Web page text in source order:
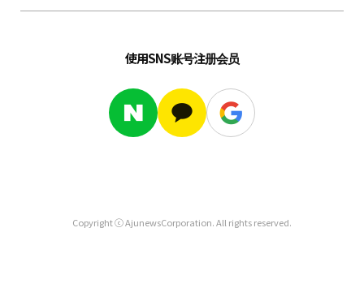
使用SNS账号注册会员
Copyright ⓒ AjunewsCorporation. All rights reserved.